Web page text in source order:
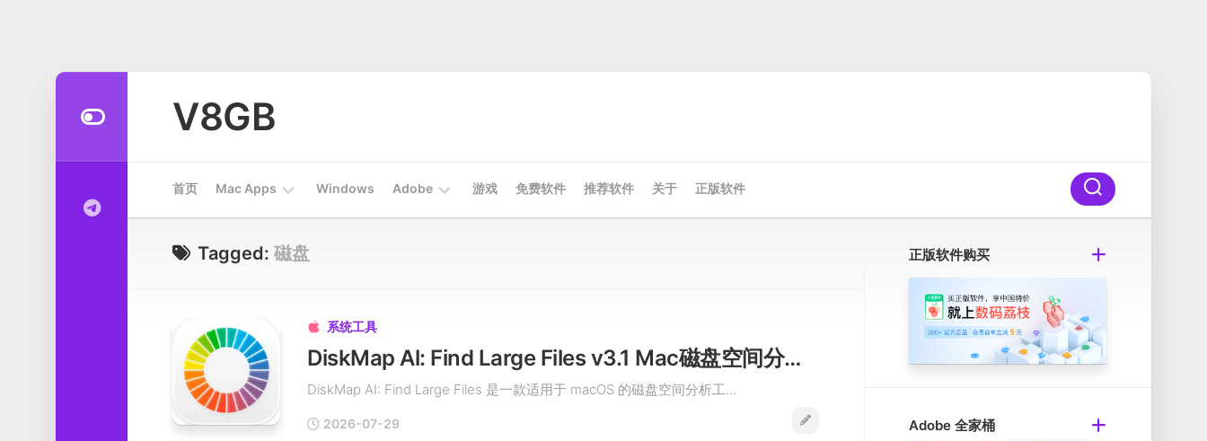
V8GB
首页 Mac Apps
Apps
具
统
工
具
Windows Adobe 游戏 免费软件 推荐软件 关于 正版软件
Tagged: 磁盘
 系统工具
DiskMap Al: Find Large Files v3.1 Mac磁盘空间分析工具
DiskMap AI: Find Large Files 是一款适用于 macOS 的磁盘空间分析工...
2026-07-29
正版软件购买
Adobe 全家桶